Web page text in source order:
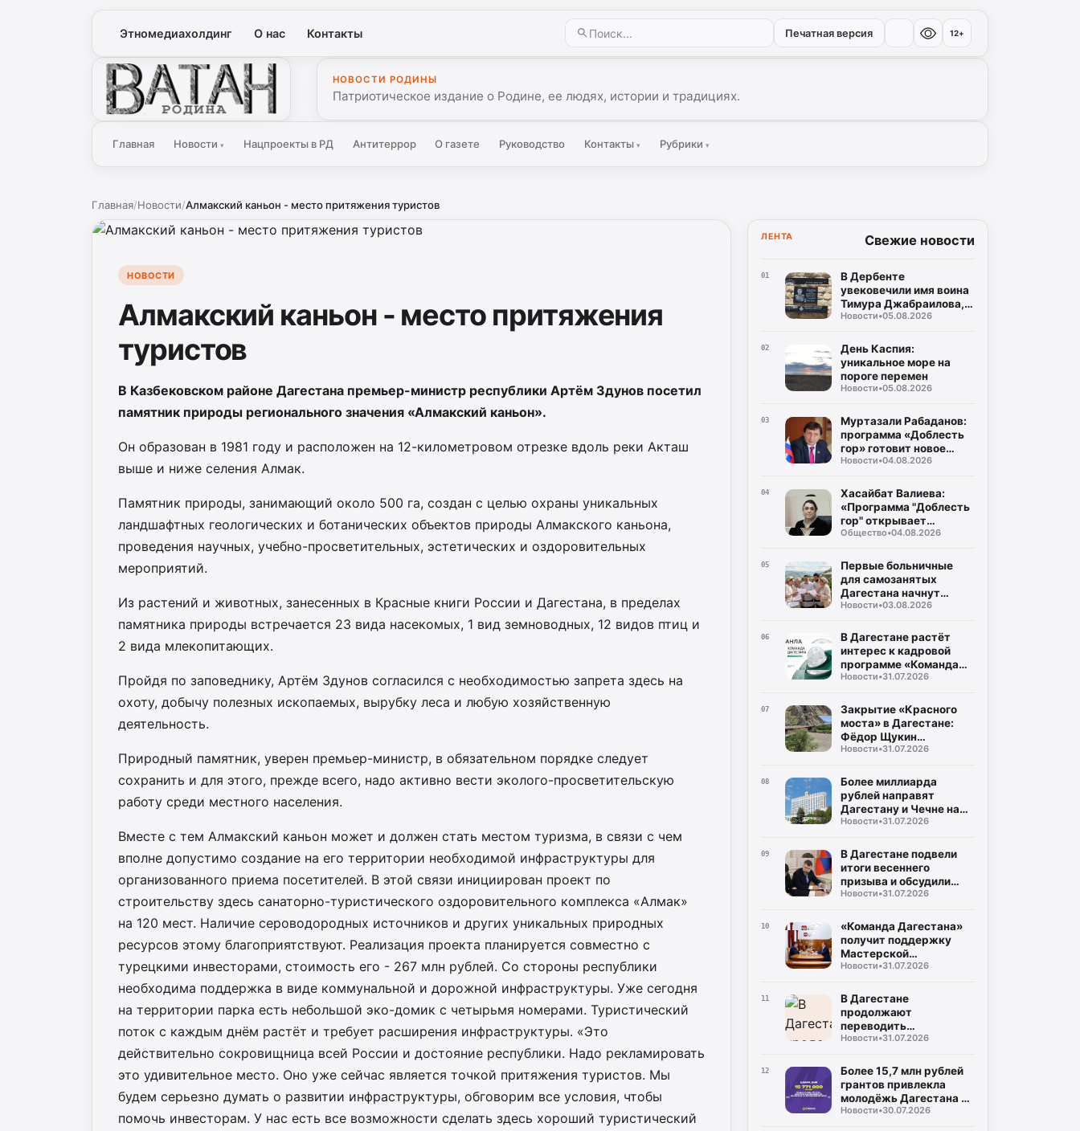
Этномедиахолдинг О нас Контакты Печатная версия 12+
Ватан
НОВОСТИ РОДИНЫ
Патриотическое издание о Родине, ее людях, истории и традициях.
Главная Новости▾ Нацпроекты в РД Антитеррор О газете Руководство Контакты ▾ Рубрики ▾
Главная/Новости/Алмакский каньон - место притяжения туристов
НОВОСТИ
Алмакский каньон - место притяжения
туристов
В Казбековском районе Дагестана премьер-министр республики Артём Здунов посетил
памятник природы регионального значения «Алмакский каньон».
Он образован в 1981 году и расположен на 12-километровом отрезке вдоль реки Акташ
выше и ниже селения Алмак.
Памятник природы, занимающий около 500 га, создан с целью охраны уникальных
ландшафтных геологических и ботанических объектов природы Алмакского каньона,
проведения научных, учебно-просветительных, эстетических и оздоровительных
мероприятий.
Из растений и животных, занесенных в Красные книги России и Дагестана, в пределах
памятника природы встречается 23 вида насекомых, 1 вид земноводных, 12 видов птиц и
2 вида млекопитающих.
Пройдя по заповеднику, Артём Здунов согласился с необходимостью запрета здесь на
охоту, добычу полезных ископаемых, вырубку леса и любую хозяйственную
деятельность.
Природный памятник, уверен премьер-министр, в обязательном порядке следует
сохранить и для этого, прежде всего, надо активно вести эколого-просветительскую
работу среди местного населения.
Вместе с тем Алмакский каньон может и должен стать местом туризма, в связи с чем
вполне допустимо создание на его территории необходимой инфраструктуры для
организованного приема посетителей. В этой связи инициирован проект по
строительству здесь санаторно-туристического оздоровительного комплекса «Aлмак»
на 120 мест. Наличие сероводородных источников и других уникальных природных
ресурсов этому благоприятствуют. Реализация проекта планируется совместно с
турецкими инвесторами, стоимость его - 267 млн рублей. Со стороны республики
необходима поддержка в виде коммунальной и дорожной инфраструктуры. Уже сегодня
на территории парка есть небольшой эко-домик с четырьмя номерами. Туристический
поток с каждым днём растёт и требует расширения инфраструктуры. «Это
действительно сокровищница всей России и достояние республики. Надо рекламировать
это удивительное место. Оно уже сейчас является точкой притяжения туристов. Мы
будем серьезно думать о развитии инфраструктуры, обговорим все условия, чтобы
помочь инвесторам. У нас есть все возможности сделать здесь хороший туристический
ЛЕНТА Свежие новости
01
В Дербенте
увековечили имя воина
Тимура Джабраилова,
отдавшего жизнь за
Новости•05.08.2026
02
День Каспия:
уникальное море на
пороге перемен
Новости•05.08.2026
03
Муртазали Рабаданов:
программа «Доблесть
гор» готовит новое
поколение
Дагестана
Новости•04.08.2026
04
Хасайбат Валиева:
«Программа "Доблесть
гор" открывает
участникам СВО новые
служения Дагестану»
Общество•04.08.2026
05
Первые больничные
для самозанятых
Дагестана начнут
выплачивать уже в
Новости•03.08.2026
06
В Дагестане растёт
интерес к кадровой
программе «Команда
Дагестана»
Новости•31.07.2026
07
Закрытие «Красного
моста» в Дагестане:
Фёдор Щукин
потребовал ускорить
Новости•31.07.2026
08
Более миллиарда
рублей направят
Дагестану и Чечне на
помощь пострадавшим
Новости•31.07.2026
09
В Дагестане подвели
итоги весеннего
призыва и обсудили
набор на контрактную
Новости•31.07.2026
10
«Команда Дагестана»
получит поддержку
Мастерской
управления «Сенеж»
Новости•31.07.2026
11
В Дагестане
продолжают
переводить
газопроводы под землю
безопасности
Новости•31.07.2026
12
Более 15,7 млн рублей
грантов привлекла
молодёжь Дагестана в
2026 году
Новости•30.07.2026